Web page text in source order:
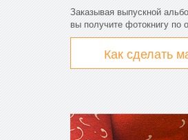
Заказывая выпускной
вы получите фотокнигу по
Как сделать